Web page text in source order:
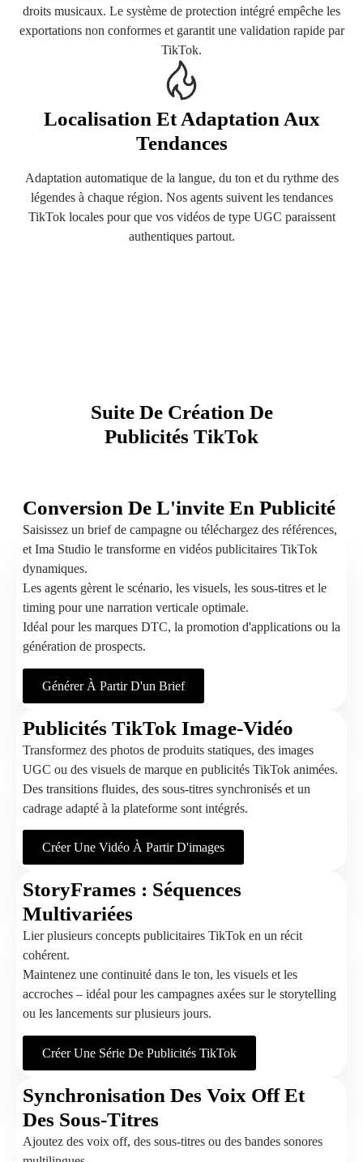
droits musicaux. Le système de protection intégré empêche les
exportations non conformes et garantit une validation rapide par
TikTok.
Localisation Et Adaptation Aux
Tendances
Adaptation automatique de la langue, du ton et du rythme des
légendes à chaque région. Nos agents suivent les tendances
TikTok locales pour que vos vidéos de type UGC paraissent
authentiques partout.
Suite De Création De
Publicités TikTok
Conversion De L'invite En Publicité
Saisissez un brief de campagne ou téléchargez des références,
et Ima Studio le transforme en vidéos publicitaires TikTok
dynamiques.
Les agents gèrent le scénario, les visuels, les sous-titres et le
timing pour une narration verticale optimale.
Idéal pour les marques DTC, la promotion d'applications ou la
génération de prospects.
Générer À Partir D'un Brief
Publicités TikTok Image-Vidéo
Transformez des photos de produits statiques, des images
UGC ou des visuels de marque en publicités TikTok animées.
Des transitions fluides, des sous-titres synchronisés et un
cadrage adapté à la plateforme sont intégrés.
Créer Une Vidéo À Partir D'images
StoryFrames : Séquences
Multivariées
Lier plusieurs concepts publicitaires TikTok en un récit
cohérent.
Maintenez une continuité dans le ton, les visuels et les
accroches – idéal pour les campagnes axées sur le storytelling
ou les lancements sur plusieurs jours.
Créer Une Série De Publicités TikTok
Synchronisation Des Voix Off Et
Des Sous-Titres
Ajoutez des voix off, des sous-titres ou des bandes sonores